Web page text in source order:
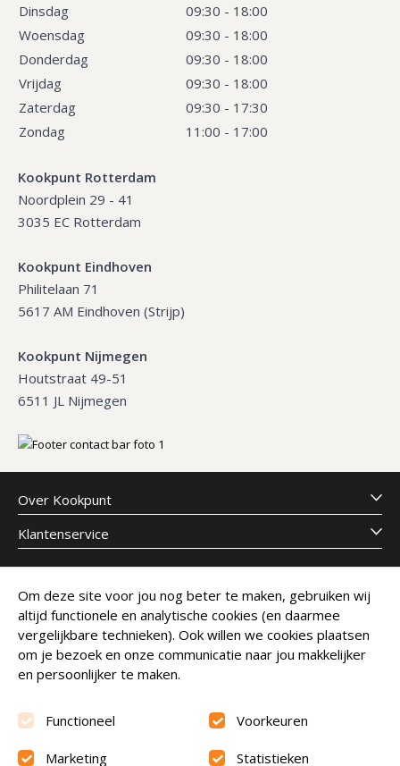
Dinsdag
09:30 - 18:00
Woensdag
09:30 - 18:00
Donderdag
09:30 - 18:00
Vrijdag
09:30 - 18:00
Zaterdag
09:30 - 17:30
Zondag
11:00 - 17:00
Kookpunt Rotterdam
Noordplein 29 - 41
3035 EC Rotterdam
Kookpunt Eindhoven
Philitelaan 71
5617 AM Eindhoven (Strijp)
Kookpunt Nijmegen
Houtstraat 49-51
6511 JL Nijmegen
Over Kookpunt
Klantenservice
Meld je aan voor onze nieuwsbrief
E-mailadres
Abonneer
Beoordeling9.6
Om deze site voor jou nog beter te maken, gebruiken wij
altijd functionele en analytische cookies (en daarmee
vergelijkbare technieken). Ook willen we cookies plaatsen
om je bezoek en onze communicatie naar jou makkelijker
en persoonlijker te maken.
Functioneel Voorkeuren
Marketing Statistieken